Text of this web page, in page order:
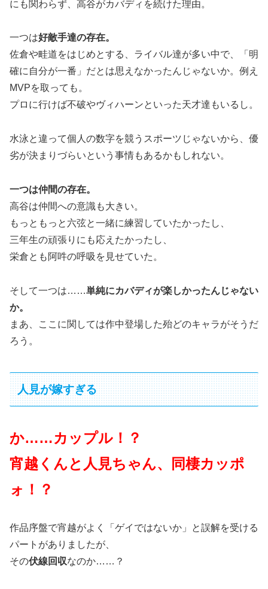
にも関わらず、高谷がカバディを続けた理由。
一つは好敵手達の存在。
佐倉や畦道をはじめとする、ライバル達が多い中で、「明
確に自分が一番」だとは思えなかったんじゃないか。例え
MVPを取っても。
プロに行けば不破やヴィハーンといった天才達もいるし。
水泳と違って個人の数字を競うスポーツじゃないから、優
劣が決まりづらいという事情もあるかもしれない。
一つは仲間の存在。
高谷は仲間への意識も大きい。
もっともっと六弦と一緒に練習していたかったし、
三年生の頑張りにも応えたかったし、
栄倉とも阿吽の呼吸を見せていた。
そして一つは……単純にカバディが楽しかったんじゃない
か。
まあ、ここに関しては作中登場した殆どのキャラがそうだ
ろう。
人見が嫁すぎる
か……カップル！？
宵越くんと人見ちゃん、同棲カッポ
ォ！？
作品序盤で宵越がよく「ゲイではないか」と誤解を受ける
パートがありましたが、
その伏線回収なのか……？